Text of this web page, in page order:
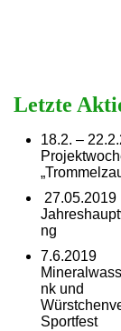
Letzte
18.2. –
27.05.2019
ng
7.6.2019
nk und
Sportfest